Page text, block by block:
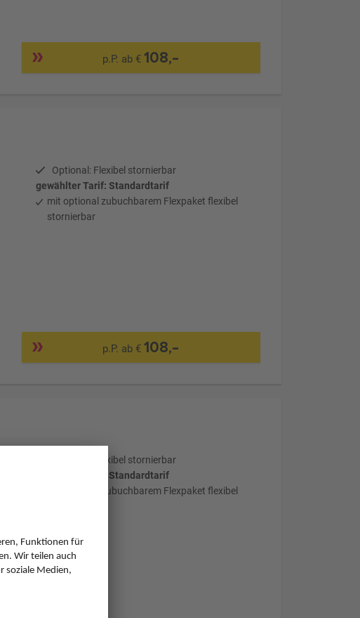
p.P. ab €108,-
Optional: Flexibel stornierbar
gewählter Tarif: Standardtarif
mit optional zubuchbarem Flexpaket flexibel
stornierbar
p.P. ab €108,-
Optional: Flexibel stornierbar
gewählter Tarif: Standardtarif
mit optional zubuchbarem Flexpaket flexibel